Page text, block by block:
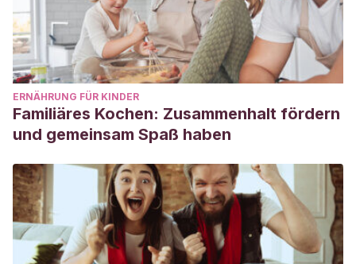
ERNÄHRUNG FÜR KINDER
Familiäres Kochen: Zusammenhalt fördern
und gemeinsam Spaß haben